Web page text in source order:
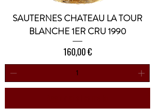
SAUTERNES CHATEAU LA TOUR
BLANCHE 1ER CRU 1990
Prezzo
160,00 €